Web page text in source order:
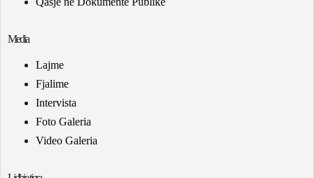
Media
Lajme
Fjalime
Intervista
Foto Galeria
Video Galeria